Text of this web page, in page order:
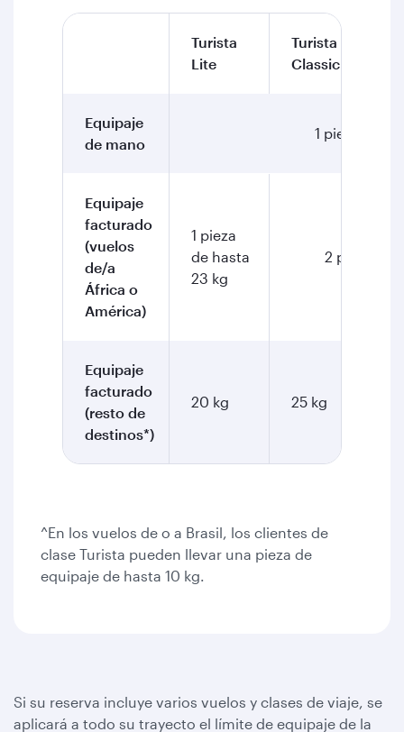
Turista
Lite
Turista
Classic
Equipaje
de mano
1 pieza de
Equipaje
facturado
(vuelos
de/a
África o
América)
1 pieza
de hasta
23 kg
2 piezas
Equipaje
facturado
(resto de
destinos*)
20 kg 25 kg
^En los vuelos de o a Brasil, los clientes de
clase Turista pueden llevar una pieza de
equipaje de hasta 10 kg.
Si su reserva incluye varios vuelos y clases de viaje, se
aplicará a todo su trayecto el límite de equipaje de la